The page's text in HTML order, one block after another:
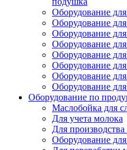
Оборудование
Оборудование
Оборудование
Оборудование
Оборудование
Оборудование
Оборудование
Оборудование
Оборудование по
Маслобойка для
Для учета молока
Для производства
Оборудование